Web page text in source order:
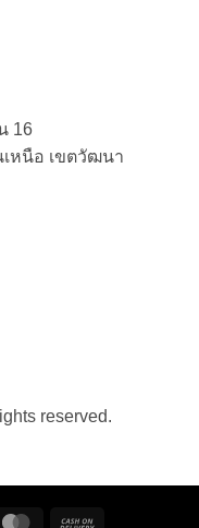
16
หนือ เขตวัฒนา
reserved.
MasterCard